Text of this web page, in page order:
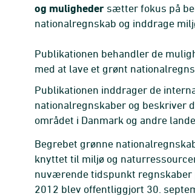
og muligheder sætter fokus på
nationalregnskab og inddrage
Publikationen behandler de
med at lave et grønt
Publikationen inddrager de
nationalregnskaber og beskriver
området i Danmark og andre lande.
Begrebet grønne
knyttet til miljø og
nuværende tidspunkt regnskaber
2012 blev offentliggjort 30.